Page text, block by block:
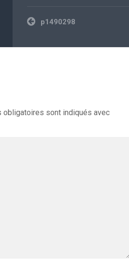
Navigation
de
p1490298
obligatoires sont indiqués avec